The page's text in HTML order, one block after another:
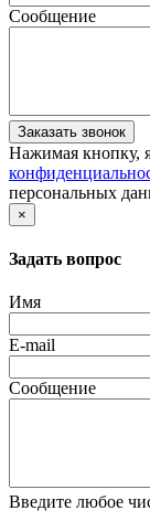
Сообщение
Заказать звонок
Нажимая кнопку,
персональных
×
Задать вопрос
Имя
E-mail
Сообщение
Введите любое